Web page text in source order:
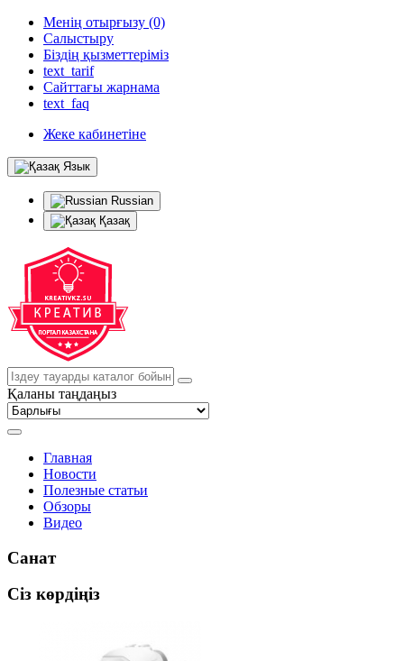
Менің отырғызу (0)
Салыстыру
Біздің қызметтеріміз
text_tarif
Сайттағы жарнама
text_faq
Жеке кабинетіне
Язык
Russian
Қазақ
Қаланы таңдаңыз
Главная
Новости
Полезные статьи
Обзоры
Видео
Санат
Сіз көрдіңіз